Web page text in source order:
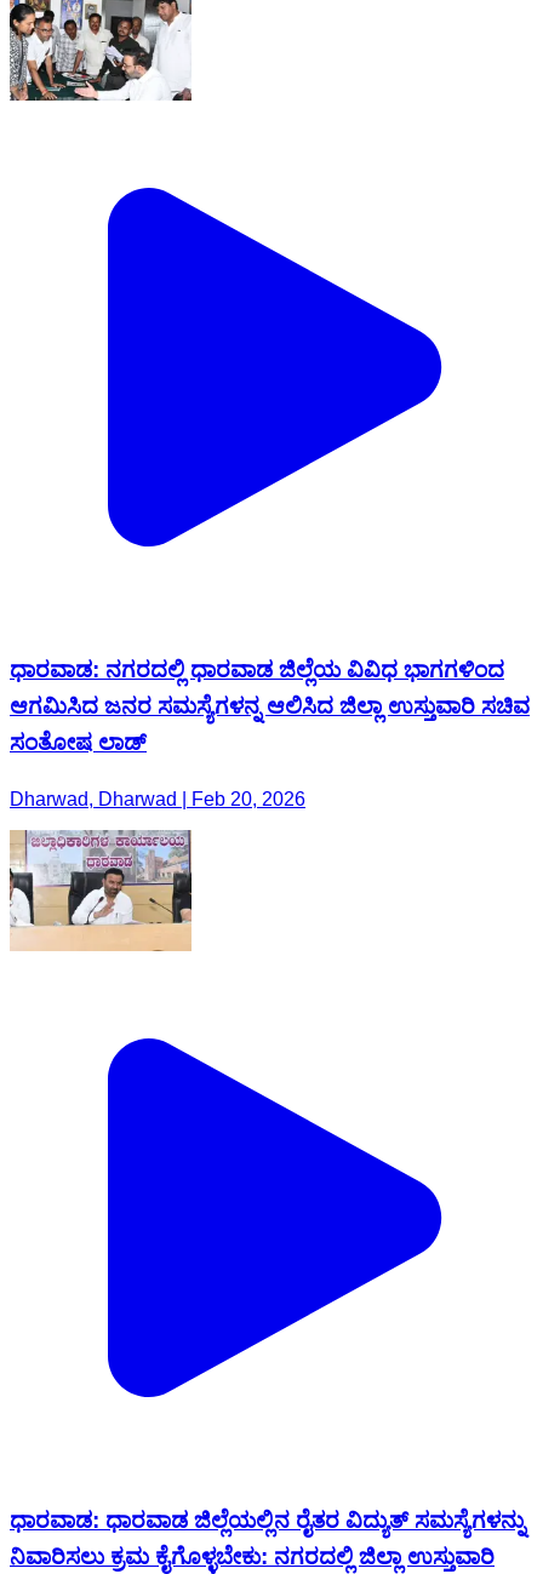
ಧಾರವಾಡ: ನಗರದಲ್ಲಿ ಧಾರವಾಡ ಜಿಲ್ಲೆಯ ವಿವಿಧ ಭಾಗಗಳಿಂದ
ಆಗಮಿಸಿದ ಜನರ ಸಮಸ್ಯೆಗಳನ್ನ ಆಲಿಸಿದ ಜಿಲ್ಲಾ ಉಸ್ತುವಾರಿ ಸಚಿವ
ಸಂತೋಷ ಲಾಡ್
Dharwad, Dharwad | Feb 20, 2026
ಧಾರವಾಡ: ಧಾರವಾಡ ಜಿಲ್ಲೆಯಲ್ಲಿನ ರೈತರ ವಿದ್ಯುತ್ ಸಮಸ್ಯೆಗಳನ್ನು
ನಿವಾರಿಸಲು ಕ್ರಮ ಕೈಗೊಳ್ಳಬೇಕು: ನಗರದಲ್ಲಿ ಜಿಲ್ಲಾ ಉಸ್ತುವಾರಿ